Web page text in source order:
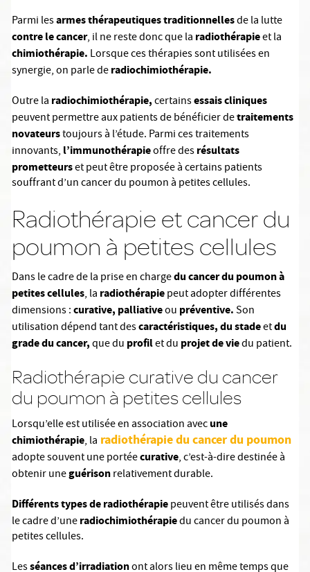
Parmi lesarmes thérapeutiques traditionnellesde la lutte
contre le cancer, il ne reste donc que la radiothérapieet la
chimiothérapie. Lorsque ces thérapies sont utilisées en
synergie, on parle deradiochimiothérapie.
Outre la radiochimiothérapie,certainsessais cliniques
peuvent permettre aux patients de bénéficier detraitements
novateurstoujours à l’étude. Parmi ces traitements
innovants, l’immunothérapieoffre desrésultats
prometteurset peut être proposée à certains patients
souffrant d’un cancer du poumon à petites cellules.
Radiothérapie et cancer du
poumon à petites cellules
Dans le cadre de la prise en chargedu cancer du poumon à
petites cellules, la radiothérapiepeut adopter différentes
dimensions :curative, palliativeou préventive.Son
utilisation dépend tant descaractéristiques, du stadeetdu
grade du cancer,que du profilet du projet de viedu patient.
Radiothérapie curative du cancer
du poumon à petites cellules
Lorsqu’elle est utilisée en association avecune
chimiothérapie, la radiothérapie du cancer du poumon
adopte souvent une portéecurative, c’est-à-dire destinée à
obtenir uneguérisonrelativement durable.
Différents types de radiothérapiepeuvent être utilisés dans
le cadre d’uneradiochimiothérapiedu cancer du poumon à
petites cellules.
Lesséances d’irradiationont alors lieu en même temps que